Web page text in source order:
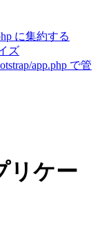
に集約する
ズ
app.php で管
リケー